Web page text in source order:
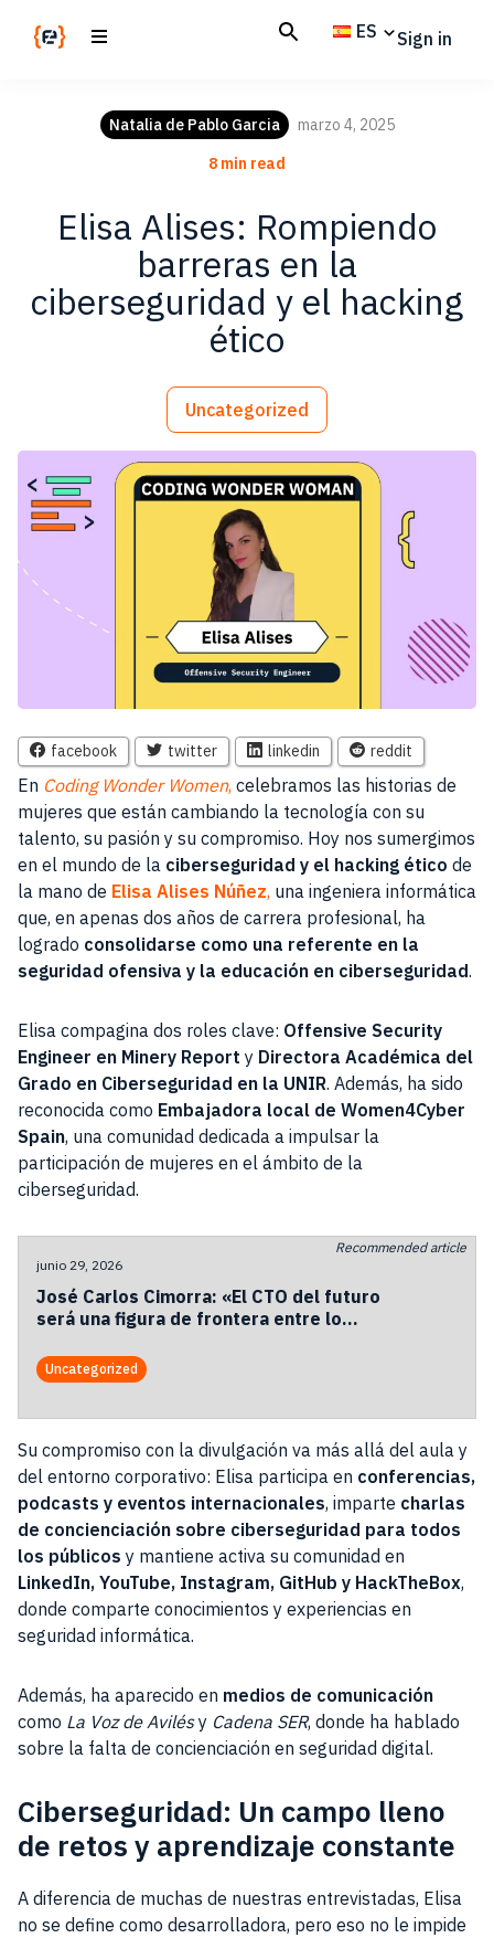
Magazine
ES Sign in
Natalia de Pablo Garcia
marzo 4, 2025
8 min read
Elisa Alises: Rompiendo
barreras en la
ciberseguridad y el hacking
ético
Uncategorized
facebook twitter linkedin reddit
En Coding Wonder Women, celebramos las historias de
mujeres que están cambiando la tecnología con su
talento, su pasión y su compromiso. Hoy nos sumergimos
en el mundo de la ciberseguridad y el hacking ético de
la mano de Elisa Alises Núñez, una ingeniera informática
que, en apenas dos años de carrera profesional, ha
logrado consolidarse como una referente en la
seguridad ofensiva y la educación en ciberseguridad.
Elisa compagina dos roles clave: Offensive Security
Engineer en Minery Report y Directora Académica del
Grado en Ciberseguridad en la UNIR. Además, ha sido
reconocida como Embajadora local de Women4Cyber
Spain, una comunidad dedicada a impulsar la
participación de mujeres en el ámbito de la
ciberseguridad.
Recommended article
junio 29, 2026
José Carlos Cimorra: «El CTO del futuro
será una figura de frontera entre lo
Uncategorized
Su compromiso con la divulgación va más allá del aula y
del entorno corporativo: Elisa participa en conferencias,
podcasts y eventos internacionales, imparte charlas
de concienciación sobre ciberseguridad para todos
los públicos y mantiene activa su comunidad en
LinkedIn, YouTube, Instagram, GitHub y HackTheBox,
donde comparte conocimientos y experiencias en
seguridad informática.
Además, ha aparecido en medios de comunicación
como La Voz de Avilésy Cadena SER, donde ha hablado
sobre la falta de concienciación en seguridad digital.
Ciberseguridad: Un campo lleno
de retos y aprendizaje constante
A diferencia de muchas de nuestras entrevistadas, Elisa
no se define como desarrolladora, pero eso no le impide